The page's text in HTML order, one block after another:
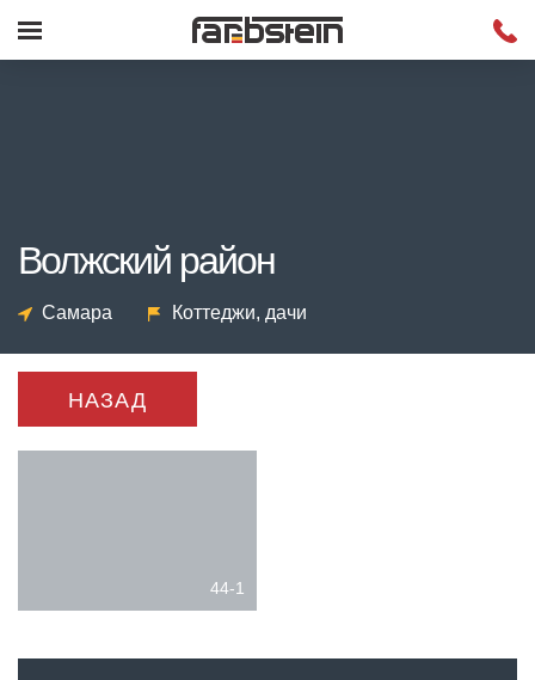
Волжский район
Самара Коттеджи, дачи
НАЗАД
44-1